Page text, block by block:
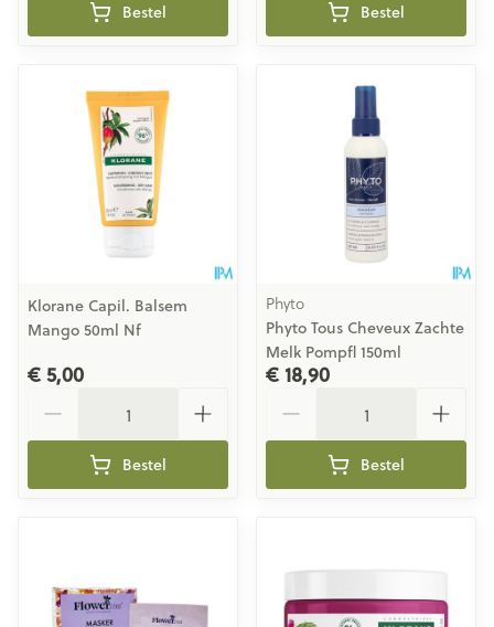
Bestel Bestel
Klorane Capil. Balsem
Mango 50ml Nf
€ 5,00
Bestel
Phyto
Phyto Tous Cheveux Zachte
Melk Pompfl 150ml
€ 18,90
Bestel